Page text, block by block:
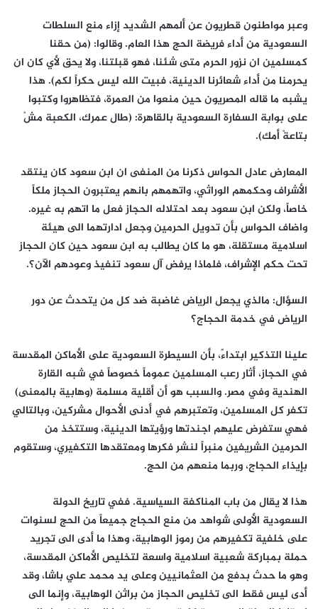
وعبر مواطنون قطريون عن ألمهم الشديد إزاء منع السلطات
السعودية من أداء فريضة الحج هذا العام. وقالوا: (من حقنا
كمسلمين ان نزور الحرم متى شئنا، فهو قبلتنا، ولا يحق لأي كان ان
يحرمنا من أداء شعائرنا الدينية، فبيت الله ليس حكراً لكم). هذا
يشبه ما قاله المصريون حين منعوا من العمرة، فتظاهروا وكتبوا
على بوابة السفارة السعودية بالقاهرة: (طال عمرك، الكعبة مشْ
بتاعةْ أمك).
المعارض عادل الحواس ذكرنا من المنفى ان ابن سعود كان ينتقد
الأشراف وحكمهم الوراثي، واتهمهم بانهم يعتبرون الحجاز ملكاً
خاصاً، ولكن ابن سعود بعد احتلاله الحجاز فعل ما اتهم به غيره.
واضاف الحواس بأن تدويل الحرمين وجعل ادارتهما الى هيئة
اسلامية مستقلة، هو ما كان يطالب به ابن سعود حين كان الحجاز
تحت حكم الإشراف، فلماذا يرفض آل سعود تنفيذ وعودهم الآن؟.
السؤال: مالذي يجعل الرياض غاضبة ضد كل من يتحدث عن دور
الرياض في خدمة الحجاج؟
علينا التذكير ابتداءً، بأن السيطرة السعودية على الأماكن المقدسة
في الحجاز، أثار رعب المسلمين عموماً خصوصاً في شبه القارة
الهندية وفي مصر. والسبب هو أن أقلية مسلمة (وهابية بالمعنى)
تكفر كل المسلمين، وتعتبرهم في أدنى الأحوال مشركين، وبالتالي
فهي ستفرض عليهم اجندتها ورؤيتها الدينية، وستتخذ من
الحرمين الشريفين منبراً لنشر فكرها ومعتقدها التكفيري، وستقوم
بإيذاء الحجاج، وربما منعهم من الحج.
هذا لا يقال من باب المناكفة السياسية. ففي تاريخ الدولة
السعودية الأولى شواهد من منع الحجاج جميعاً من الحج لسنوات
على خلفية تكفيرهم من رموز الوهابية، وهذا ما أدى الى تجريد
حملة بمباركة شعبية اسلامية واسعة لتخليص الأماكن المقدسة،
وهو ما حدث بدفع من العثمانيين وعلى يد محمد علي باشا، وقد
أدى ليس فقط الى تخليص الحجاز من براثن الوهابية، وإنما الى